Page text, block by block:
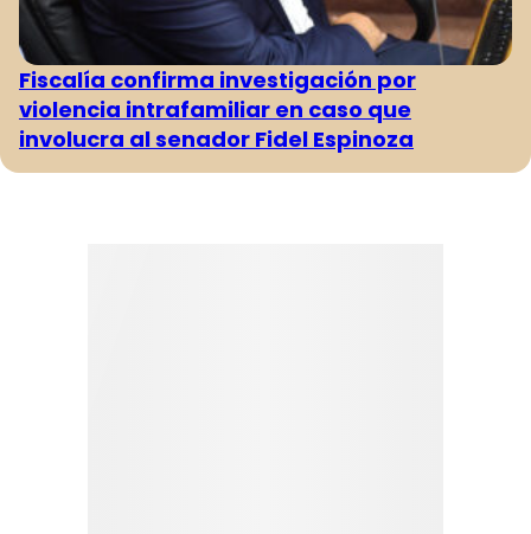
Fiscalía confirma investigación por
violencia intrafamiliar en caso que
involucra al senador Fidel Espinoza